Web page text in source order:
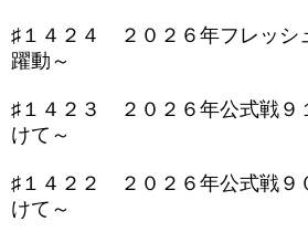
♯１４２４ ２０２６年フレッ
躍動～
♯１４２３ ２０２６年公式戦
けて～
♯１４２２ ２０２６年公式戦
けて～